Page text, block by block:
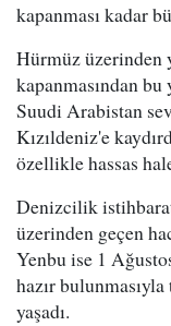
kapanması kadar
Hürmüz üzerinden
kapanmasından
Suudi Arabistan
Kızıldeniz'e
özellikle hassas
Denizcilik
üzerinden geçen
Yenbu ise 1
hazır
yaşadı.